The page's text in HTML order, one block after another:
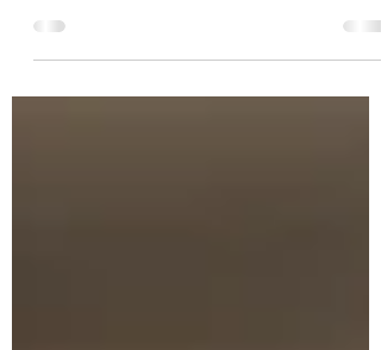
Lesioni colpose non punibili se il fatto è di
di incidente durante gara automobilistica